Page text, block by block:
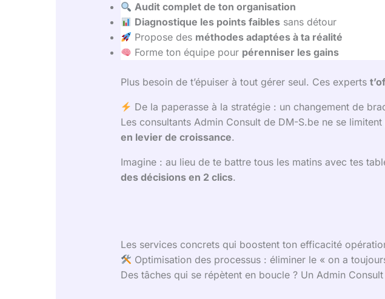
Audit complet de ton organisation
Diagnostique les points faiblessans détour
Propose des méthodes adaptées à ta réalité
Forme ton équipe pour pérenniser les gains
Plus besoin de t’épuiser à tout gérer seul. Ces experts
De la paperasse à la stratégie : un changement de
Les consultants Admin Consult de DM-S.be ne se
en levier de croissance.
Imagine : au lieu de te battre tous les matins avec tes
des décisions en 2 clics.
Les services concrets qui boostent ton efficacité
Optimisation des processus : éliminer le « on a
Des tâches qui se répètent en boucle ? Un Admin